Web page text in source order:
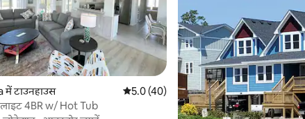
समीक्षाएँ
में टाउनहाउस औसत रेटिंग 5 में से 5.0, 40 समीक्षाएँ
5.0 (40)
लाइट 4BR w/ Hot Tub